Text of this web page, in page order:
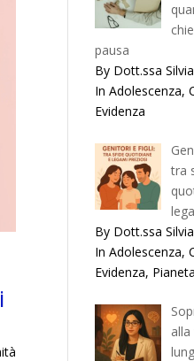
pausa
By Dott.ssa
In Adolescenza,
Evidenza
tra
By Dott.ssa
In Adolescenza,
Evidenza,
alla